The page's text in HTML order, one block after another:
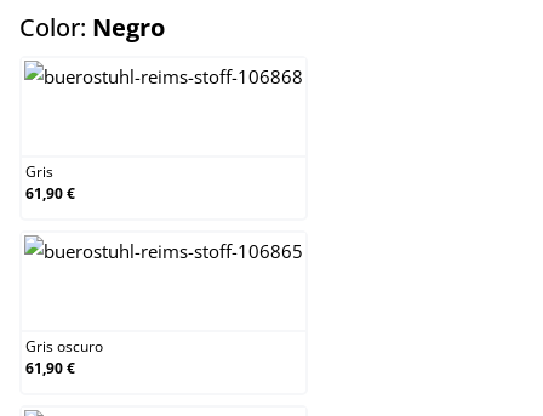
Color: Negroselect
Gris
61,90 €
Gris oscuro
61,90 €